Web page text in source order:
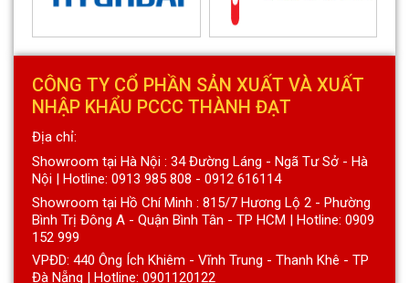
CÔNG TY CỔ PHẦN SẢN XUẤT VÀ XUẤT
NHẬP KHẨU PCCC THÀNH ĐẠT
Địa chỉ:
Showroom tại Hà Nội : 34 Đường Láng - Ngã Tư Sở - Hà
Nội | Hotline: 0913 985 808 - 0912 616114
Showroom tại Hồ Chí Minh : 815/7 Hương Lộ 2 - Phường
Bình Trị Đông A - Quận Bình Tân - TP HCM | Hotline: 0909
152 999
VPĐD: 440 Ông Ích Khiêm - Vĩnh Trung - Thanh Khê - TP
Đà Nẵng | Hotline: 0901120122